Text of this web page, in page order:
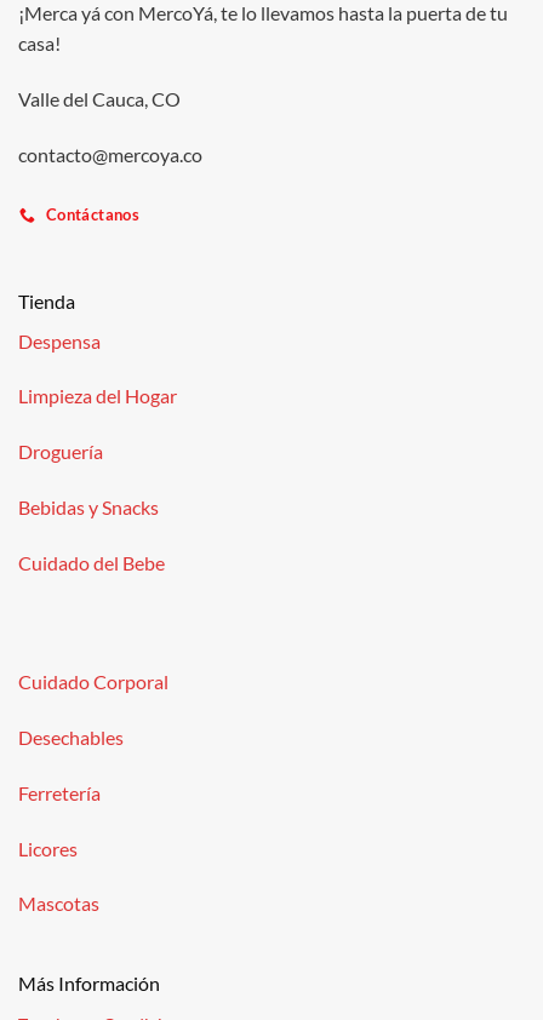
¡Merca yá con MercoYá, te lo llevamos hasta la puerta de tu
casa!
Valle del Cauca, CO
contacto@mercoya.co
Contáctanos
Tienda
Despensa
Limpieza del Hogar
Droguería
Bebidas y Snacks
Cuidado del Bebe
Cuidado Corporal
Desechables
Ferretería
Licores
Mascotas
Más Información